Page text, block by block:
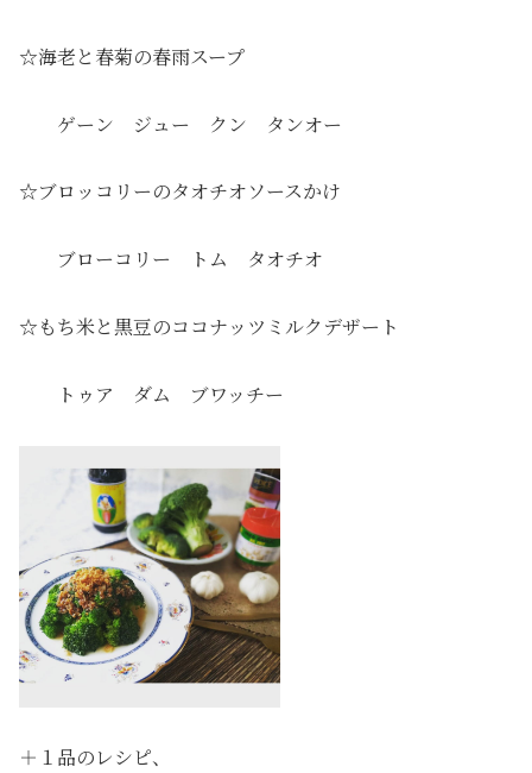
☆海老と春菊の春雨スープ
ゲーン ジュー クン タンオー
☆ブロッコリーのタオチオソースかけ
ブローコリー トム タオチオ
☆もち米と黒豆のココナッツミルクデザート
トゥア ダム ブワッチー
＋１品のレシピ、